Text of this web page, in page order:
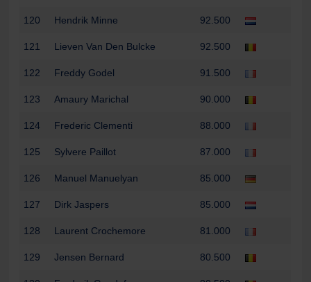
120 Hendrik Minne 92.500
121 Lieven Van Den Bulcke 92.500
122 Freddy Godel 91.500
123 Amaury Marichal 90.000
124 Frederic Clementi 88.000
125 Sylvere Paillot 87.000
126 Manuel Manuelyan 85.000
127 Dirk Jaspers 85.000
128 Laurent Crochemore 81.000
129 Jensen Bernard 80.500